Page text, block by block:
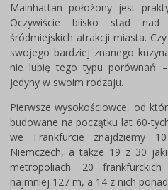
Mainhattan położony jest
Oczywiście blisko stąd
śródmiejskich atrakcji miasta.
swojego bardziej znanego
nie lubię tego typu porównań
jedyny w swoim rodzaju.
Pierwsze wysokościowce, od
budowane na początku lat 60-
we Frankfurcie znajdziemy
Niemczech, a także 19 z 30
metropoliach. 20
najmniej 127 m, a 14 z nich